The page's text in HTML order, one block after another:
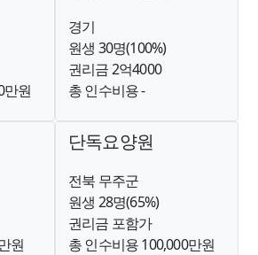
만원
경기
원생 30명(100%)
권리금 2억4000
총 인수비용 -
원
단독요양원
전북 무주군
원생 28명(65%)
권리금 포함가
총 인수비용 100,000만원